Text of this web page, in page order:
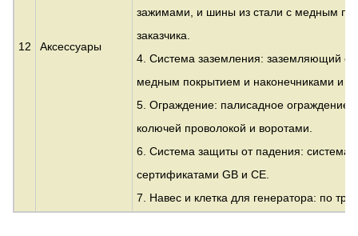
12 Аксессуары
зажимами, и шины из стали с медным
заказчика.
4. Система заземления: заземляющий
медным покрытием и наконечниками и
5. Ограждение: палисадное ограждение
колючей проволокой и воротами.
6. Система защиты от падения: система
сертификатами GB и CE.
7. Навес и клетка для генератора: по